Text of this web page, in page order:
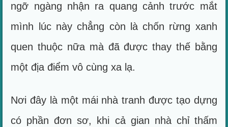
ngỡ ngàng nhận ra quang cảnh trước mắt
mình lúc này chẳng còn là chốn rừng xanh
quen thuộc nữa mà đã được thay thế bằng
một địa điểm vô cùng xa lạ.
Nơi đây là một mái nhà tranh được tạo dựng
có phần đơn sơ, khi cả gian nhà chỉ thấm